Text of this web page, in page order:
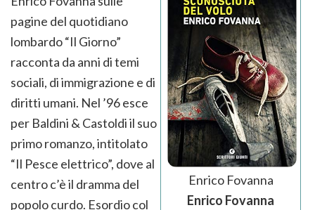
Enrico Fovanna
Enrico Fovanna
pagine del quotidiano
lombardo “Il Giorno”
racconta da anni di temi
sociali, di immigrazione e di
diritti umani. Nel ’96 esce
per Baldini & Castoldi il suo
primo romanzo, intitolato
“Il Pesce elettrico”, dove al
centro c’è il dramma del
popolo curdo. Esordio col